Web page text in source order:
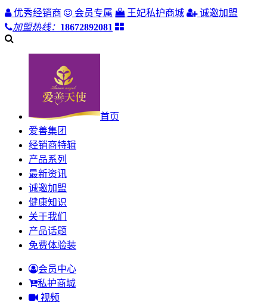
优秀经销商 会员专属 王妃私护商城
诚邀加盟
加盟热线： 18672892081
首页
爱善集团
经销商特辑
产品系列
最新资讯
诚邀加盟
健康知识
关于我们
产品话题
免费体验装
会员中心
私护商城
视频